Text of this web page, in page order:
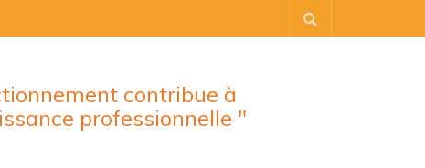
contribue à
professionnelle "